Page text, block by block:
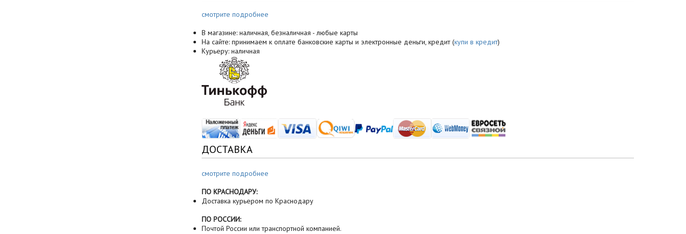
смотрите подробнее
В магазине: наличная, безналичная - любые карты
На сайте: принимаем к оплате банковские карты и электронные деньги, кредит (купи в кредит)
Курьеру: наличная
ДОСТАВКА
смотрите подробнее
ПО КРАСНОДАРУ:
Доставка курьером по Краснодару
ПО РОССИИ:
Почтой России или транспортной компанией.